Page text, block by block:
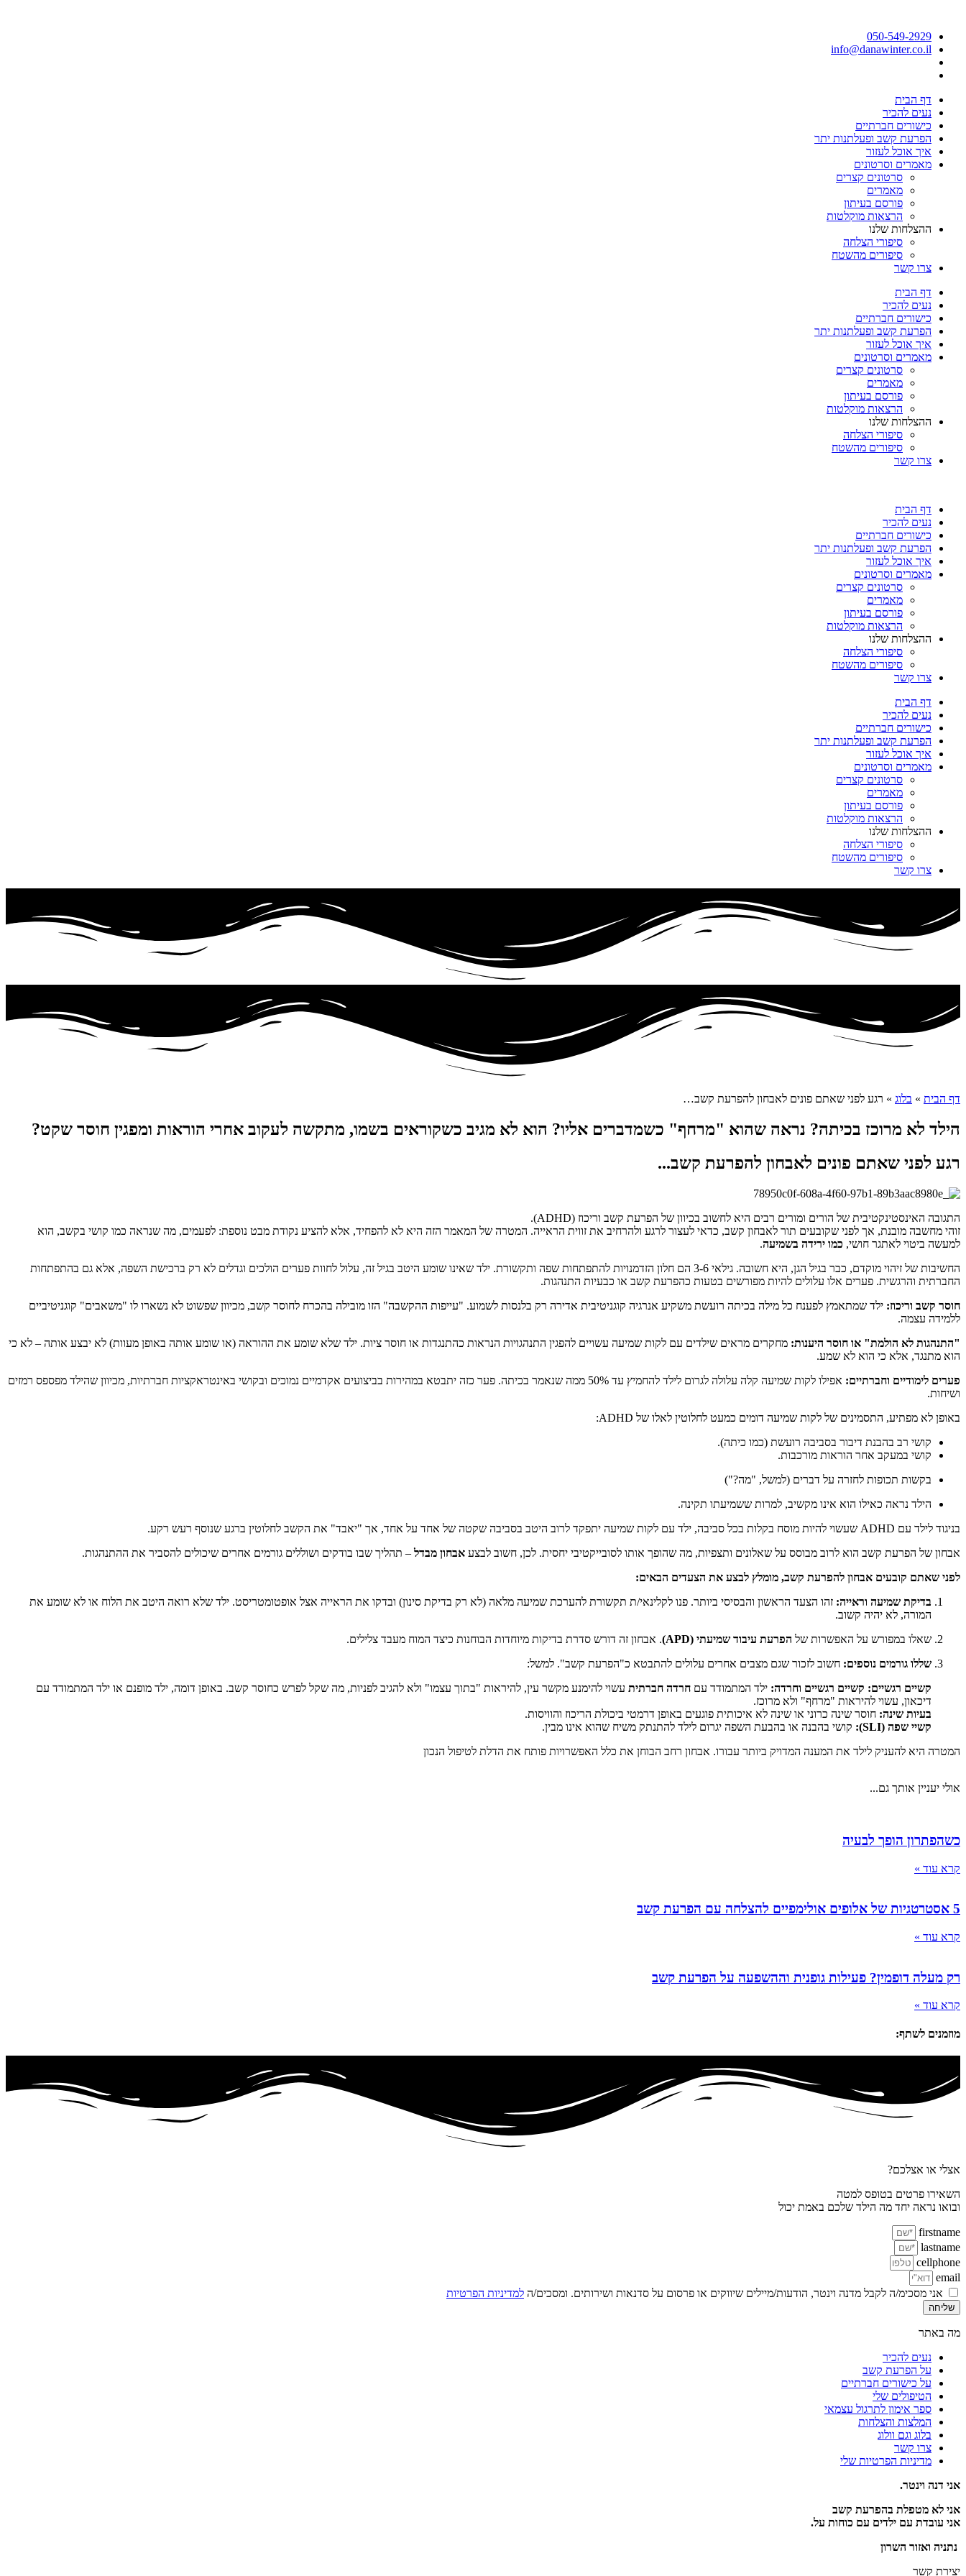
050-549-2929
info@danawinter.co.il
דף הבית
נעים להכיר
כישורים חברתיים
הפרעת קשב ופעלתנות יתר
איך אוכל לעזור
מאמרים וסרטונים
סרטונים קצרים
מאמרים
פורסם בעיתון
הרצאות מוקלטות
ההצלחות שלנו
סיפורי הצלחה
סיפורים מהשטח
צרו קשר
דף הבית
נעים להכיר
כישורים חברתיים
הפרעת קשב ופעלתנות יתר
איך אוכל לעזור
מאמרים וסרטונים
סרטונים קצרים
מאמרים
פורסם בעיתון
הרצאות מוקלטות
ההצלחות שלנו
סיפורי הצלחה
סיפורים מהשטח
צרו קשר
דף הבית
נעים להכיר
כישורים חברתיים
הפרעת קשב ופעלתנות יתר
איך אוכל לעזור
מאמרים וסרטונים
סרטונים קצרים
מאמרים
פורסם בעיתון
הרצאות מוקלטות
ההצלחות שלנו
סיפורי הצלחה
סיפורים מהשטח
צרו קשר
דף הבית
נעים להכיר
כישורים חברתיים
הפרעת קשב ופעלתנות יתר
איך אוכל לעזור
מאמרים וסרטונים
סרטונים קצרים
מאמרים
פורסם בעיתון
הרצאות מוקלטות
ההצלחות שלנו
סיפורי הצלחה
סיפורים מהשטח
צרו קשר
דף הבית » בלוג » רגע לפני שאתם פונים לאבחון להפרעת קשב…
הילד לא מרוכז בכיתה? נראה שהוא "מרחף" כשמדברים אליו? הוא לא מגיב כשקוראים בשמו, מתקשה לעקוב אחרי הוראות ומפגין חוסר שקט?
רגע לפני שאתם פונים לאבחון להפרעת קשב...
התגובה האינסטינקטיבית של הורים ומורים רבים היא לחשוב בכיוון של הפרעת קשב וריכוז (ADHD).
זוהי מחשבה מובנת, אך לפני שקובעים תור לאבחון קשב, כדאי לעצור לרגע ולהרחיב את זווית הראייה. המטרה של המאמר הזה היא לא להפחיד, אלא להציע נקודת מבט נוספת: לפעמים, מה שנראה כמו קושי בקשב, הוא
למעשה ביטוי לאתגר חושי, כמו ירידה בשמיעה.
החשיבות של זיהוי מוקדם, כבר בגיל הגן, היא חשובה. גילאי 3-6 הם חלון הזדמנויות להתפתחות שפה ותקשורת. ילד שאינו שומע היטב בגיל זה, עלול לחוות פערים הולכים וגדלים לא רק ברכישת השפה, אלא גם בהתפתחות
החברתית והרגשית. פערים אלו עלולים להיות מפורשים בטעות כהפרעת קשב או כבעיות התנהגות.
חוסר קשב וריכוז: ילד שמתאמץ לפענח כל מילה בכיתה רועשת משקיע אנרגיה קוגניטיבית אדירה רק בלנסות לשמוע. "עייפות ההקשבה" הזו מובילה בהכרח לחוסר קשב, מכיוון שפשוט לא נשארו לו "משאבים" קוגניטיביים
ללמידה עצמה.
"התנהגות לא הולמת" או חוסר היענות: מחקרים מראים שילדים עם לקות שמיעה עשויים להפגין התנהגויות הנראות כהתנגדות או חוסר ציות. ילד שלא שומע את ההוראה (או שומע אותה באופן מעוות) לא יבצע אותה – לא כי
הוא מתנגד, אלא כי הוא לא שמע.
פערים לימודיים וחברתיים:
אפילו לקות שמיעה קלה עלולה לגרום לילד להחמיץ עד 50% ממה שנאמר בכיתה. פער כזה יתבטא במהירות בביצועים אקדמיים נמוכים ובקושי באינטראקציות חברתיות, מכיוון שהילד מפספס רמזים
ושיחות.
באופן לא מפתיע, התסמינים של לקות שמיעה דומים כמעט לחלוטין לאלו של ADHD:
קושי רב בהבנת דיבור בסביבה רועשת (כמו כיתה).
קושי במעקב אחר הוראות מורכבות.
בקשות תכופות לחזרה על דברים (למשל, "מה?")
הילד נראה כאילו הוא אינו מקשיב, למרות ששמיעתו תקינה.
בניגוד לילד עם ADHD שעשוי להיות מוסח בקלות בכל סביבה, ילד עם לקות שמיעה יתפקד לרוב היטב בסביבה שקטה של אחד על אחד, אך "יאבד" את הקשב לחלוטין ברגע שנוסף רעש רקע.
אבחון של הפרעת קשב הוא לרוב מבוסס על שאלונים ותצפיות, מה שהופך אותו לסובייקטיבי יחסית. לכן, חשוב לבצע אבחון מבדל – תהליך שבו בודקים ושוללים גורמים אחרים שיכולים להסביר את ההתנהגות.
לפני שאתם קובעים אבחון להפרעת קשב, מומלץ לבצע את הצעדים הבאים:
בדיקת שמיעה וראייה: זהו הצעד הראשון והבסיסי ביותר. פנו לקלינאי/ת תקשורת להערכת שמיעה מלאה (לא רק בדיקת סינון) ובדקו את הראייה אצל אופטומטריסט. ילד שלא רואה היטב את הלוח או לא שומע את
המורה, לא יהיה קשוב.
שאלו במפורש על האפשרות של הפרעת עיבוד שמיעתי (APD)
. אבחון זה דורש סדרת בדיקות מיוחדות הבוחנות כיצד המוח מעבד צלילים.
שללו גורמים נוספים: חשוב לזכור שגם מצבים אחרים עלולים להתבטא כ"הפרעת קשב". למשל:
קשיים רגשיים: קשיים רגשיים וחרדה: ילד המתמודד עם חרדה חברתית עשוי להימנע מקשר עין, להיראות "בתוך עצמו" ולא להגיב לפניות, מה שקל לפרש כחוסר קשב. באופן דומה, ילד מופנם או ילד המתמודד עם
דיכאון, עשוי להיראות "מרחף" ולא מרוכז.
בעיות שינה: חוסר שינה כרוני או שינה לא איכותית פוגעים באופן דרמטי ביכולת הריכוז והוויסות.
קשיי שפה (SLI):
קושי בהבנה או בהבעת השפה יגרום לילד להתנתק משיח שהוא אינו מבין.
המטרה היא להעניק לילד את המענה המדויק ביותר עבורו. אבחון רחב הבוחן את כלל האפשרויות פותח את הדלת לטיפול הנכון
אולי יעניין אותך גם...
כשהפתרון הופך לבעיה
קרא עוד »
5 אסטרטגיות של אלופים אולימפיים להצלחה עם הפרעת קשב
קרא עוד »
רק מעלה דופמין? פעילות גופנית וההשפעה על הפרעת קשב
קרא עוד »
מוזמנים לשתף:
אצלי או אצלכם?
השאירו פרטים בטופס למטה
ובואו נראה יחד מה הילד שלכם באמת יכול
firstname
lastname
cellphone
email
אני מסכימ/ה לקבל מדנה וינטר, הודעות/מיילים שיווקים או פרסום על סדנאות ושירותים. ומסכים/ה למדיניות הפרטיות
שליחה
מה באתר
נעים להכיר
על הפרעת קשב
על כישורים חברתיים
הטיפולים שלי
ספר אימון לתרגול עצמאי
המלצות והצלחות
בלוג וגם וולוג
צרו קשר
מדיניות הפרטיות שלי
אני דנה וינטר.
אני לא מטפלת בהפרעת קשב
אני עובדת עם ילדים עם כוחות על.
נתניה ואזור השרון
יצירת קשר